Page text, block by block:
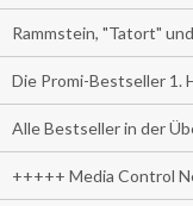
Rammstein, "Tatort"
Die Promi-Bestseller 1.
Alle Bestseller in der
+++++ Media Control